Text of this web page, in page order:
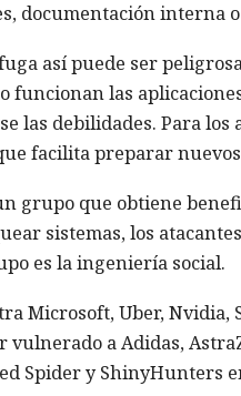
documentación interna
así puede ser
funcionan las
las debilidades. Para los
facilita preparar
grupo que obtiene
sistemas, los
es la ingeniería social.
Microsoft, Uber, Nvidia,
a Adidas,
Spider y ShinyHunters